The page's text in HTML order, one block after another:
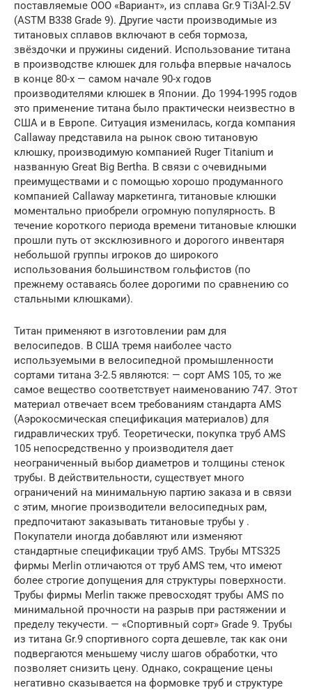
поставляемые ООО «Вариант», из сплава Gr.9 Тi3Аl-2.5V
(АSТМ B338 Grade 9). Другие части производимые из
титановых сплавов включают в себя тормоза,
звёздочки и пружины сидений. Использование титана
в производстве клюшек для гольфа впервые началось
в конце 80-х — самом начале 90-х годов
производителями клюшек в Японии. До 1994-1995 годов
это применение титана было практически неизвестно в
США и в Европе. Ситуация изменилась, когда компания
Callaway представила на рынок свою титановую
клюшку, производимую компанией Ruger Titanium и
названную Great Big Bertha. В связи с очевидными
преимуществами и с помощью хорошо продуманного
компанией Callaway маркетинга, титановые клюшки
моментально приобрели огромную популярность. В
течение короткого периода времени титановые клюшки
прошли путь от эксклюзивного и дорогого инвентаря
небольшой группы игроков до широкого
использования большинством гольфистов (по
прежнему оставаясь более дорогими по сравнению со
стальными клюшками).
Титан применяют в изготовлении рам для
велосипедов. В США тремя наиболее часто
используемыми в велосипедной промышленности
сортами титана 3-2.5 являются: — сорт AMS 105, то же
самое вещество соответствует наименованию 747. Этот
материал отвечает всем требованиям стандарта AMS
(Аэрокосмическая спецификация материалов) для
гидравлических труб. Теоретически, покупка труб AMS
105 непосредственно у производителя дает
неограниченный выбор диаметров и толщины стенок
трубы. В действительности, существует много
ограничений на минимальную партию заказа и в связи
с этим, многие производители велосипедных рам,
предпочитают заказывать титановые трубы у .
Покупатели иногда добавляют или изменяют
стандартные спецификации труб AMS. Трубы MTS325
фирмы Merlin отличаются от труб AMS тем, что имеют
более строгие допущения для структуры поверхности.
Трубы фирмы Merlin также превосходят трубы AMS по
минимальной прочности на разрыв при растяжении и
пределу текучести. — «Спортивный сорт» Grade 9. Трубы
из титана Gr.9 спортивного сорта дешевле, так как они
подвергаются меньшему числу шагов обработки, что
позволяет снизить цену. Однако, сокращение цены
негативно сказывается на формовке труб и структуре